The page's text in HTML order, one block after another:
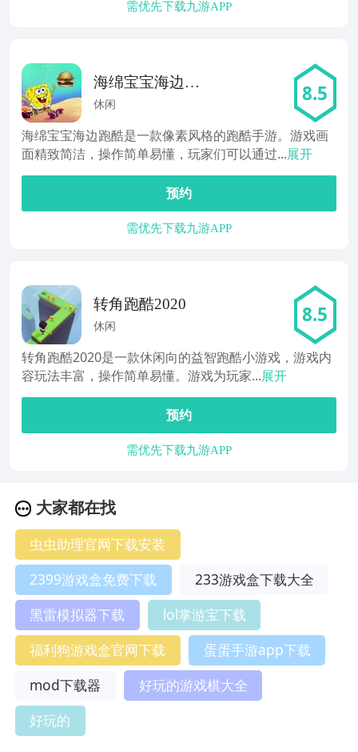
需优先下载九游APP
海绵宝宝海边跑
酷
休闲 8.5
海绵宝宝海边跑酷是一款像素风格的跑酷手游。游戏画
面精致简洁，操作简单易懂，玩家们可以通过...展开
预约
需优先下载九游APP
转角跑酷2020
休闲 8.5
转角跑酷2020是一款休闲向的益智跑酷小游戏，游戏内
容玩法丰富，操作简单易懂。游戏为玩家...展开
预约
需优先下载九游APP
大家都在找
虫虫助理官网下载安装
2399游戏盒免费下载
233游戏盒下载大全
黑雷模拟器下载
lol掌游宝下载
福利狗游戏盒官网下载
蛋蛋手游app下载
mod下载器
好玩的游戏棋大全
好玩的